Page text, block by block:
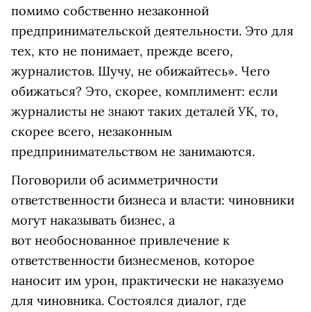
помимо собственно незаконной
предпринимательской деятельности. Это для
тех, кто не понимает, прежде всего,
журналистов. Шучу, не обижайтесь». Чего
обижаться? Это, скорее, комплимент: если
журналисты не знают таких деталей УК, то,
скорее всего, незаконным
предпринимательством не занимаются.
Поговорили об асимметричности
ответственности бизнеса и власти: чиновники
могут наказывать бизнес, а
вот необоснованное привлечение к
ответственности бизнесменов, которое
наносит им урон, практически не наказуемо
для чиновника. Состоялся диалог, где